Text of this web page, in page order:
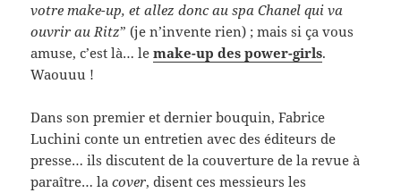
votre make-up, et allez donc au spa Chanel qui va
ouvrir au Ritz” (je n’invente rien) ; mais si ça vous
amuse, c’est là… lemake-up des power-girls.
Waouuu !
Dans son premier et dernier bouquin, Fabrice
Luchini conte un entretien avec des éditeurs de
presse… ils discutent de la couverture de la revue à
paraître… lacover, disent ces messieurs les